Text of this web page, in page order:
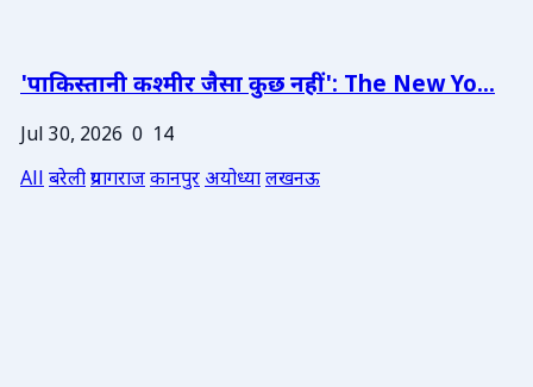
'पाकिस्तानी कश्मीर जैसा कुछ नहीं': The New Yo...
Jul 30, 2026 0 14
Allबरेलीप्रयागराजकानपुरअयोध्यालखनऊ